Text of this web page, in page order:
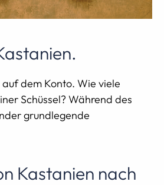
dem Konto. Wie viele
Schüssel? Während des
grundlegende
Kastanien nach